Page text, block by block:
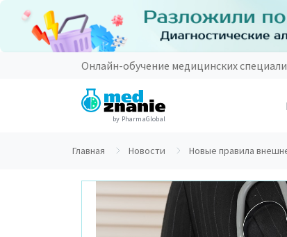
Онлайн-обучение медицинских
by PharmaGlobal
Главная Новости Новые правила